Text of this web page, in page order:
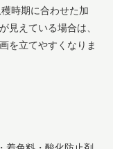
時期に合わせた加
見えている場合は、
を立てやすくなりま